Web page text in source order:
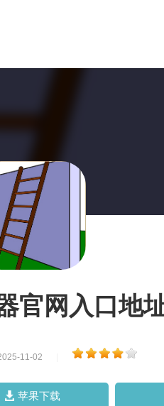
官网入口地
11-02
苹果下载